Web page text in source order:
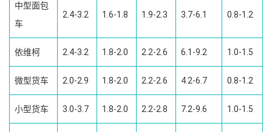
中型面包
车
2.4-3.2 1.6-1.8 1.9-2.3 3.7-6.1 0.8-1.2
依维柯 2.4-3.2 1.8-2.0 2.2-2.6 6.1-9.2 1.0-1.5
微型货车 2.0-2.9 1.8-2.0 2.2-2.6 4.2-6.7 0.8-1.2
小型货车 3.0-3.7 1.8-2.0 2.2-2.8 7.2-9.6 1.0-1.5